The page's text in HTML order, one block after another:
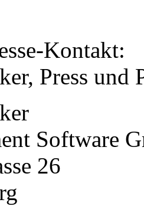
Kontakt:
Press und
Software
26